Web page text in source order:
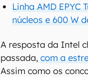
Linha AMD EPYC
núcleos e 600 W
A resposta da Intel
passada,com a
Assim como os